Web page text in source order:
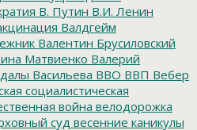
В. Путин В.И. Ленин
Валдгейм
Валентин Брусиловский
Матвиенко Валерий
Васильева ВВО ВВП Вебер
социалистическая
война велодорожка
суд весенние каникулы